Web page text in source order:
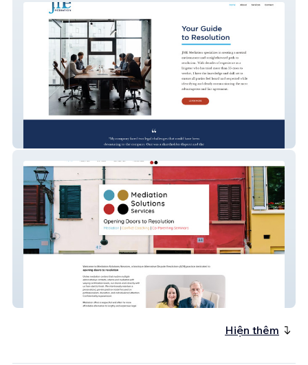
Mediation Solutions
Hiện thêm